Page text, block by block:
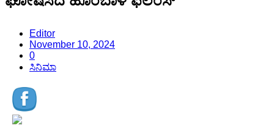
Editor
November 10, 2024
0
ಸಿನಿಮಾ